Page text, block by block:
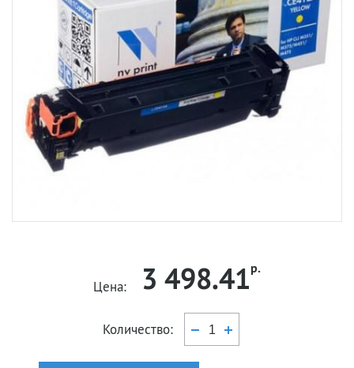
Цена: 3 498.41р.
Количество: